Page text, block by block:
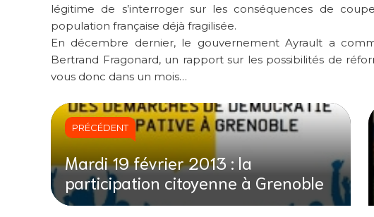
légitime de s’interroger sur les conséquences de
population française déjà fragilisée.
En décembre dernier, le gouvernement Ayrault a
Bertrand Fragonard, un rapport sur les possibilités de
vous donc dans un mois…
PRÉCÉDENT
Mardi 19 février 2013 : la
participation citoyenne à Grenoble